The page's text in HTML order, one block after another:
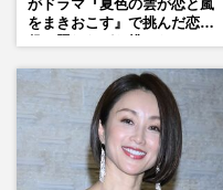
がドラマ『夏色の雲が恋と嵐
をまきおこす』で挑んだ恋人